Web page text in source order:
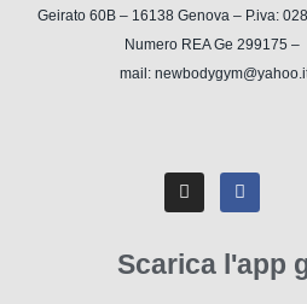
Geirato 60B – 16138 Genova – P.iva:
Numero REA Ge 299175 –
mail:
Scarica l'app